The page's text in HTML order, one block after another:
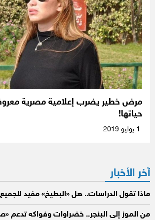
مرض خطير يضرب إعلامية مصرية
حياتها!
آخر الأخبار
ماذا تقول الدراسات.. هل «البطيخ» مفيد
من الموز إلى البنجر.. خضراوات وفواكه تدعم